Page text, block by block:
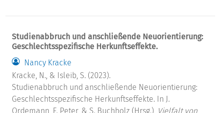
Studienabbruch und anschließende Neuorientierung:
Geschlechtsspezifische Herkunftseffekte.
Nancy Kracke
Kracke, N., & Isleib, S. (2023).
Studienabbruch und anschließende Neuorientierung:
Geschlechtsspezifische Herkunftseffekte. In J.
Ordemann, F. Peter, & S. Buchholz (Hrsg.), Vielfalt von